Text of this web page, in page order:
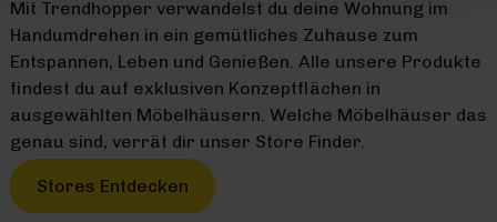
Mit Trendhopper verwandelst du deine Wohnung im
Handumdrehen in ein gemütliches Zuhause zum
Entspannen, Leben und Genießen. Alle unsere Produkte
findest du auf exklusiven Konzeptflächen in
ausgewählten Möbelhäusern. Welche Möbelhäuser das
genau sind, verrät dir unser Store Finder.
Stores Entdecken